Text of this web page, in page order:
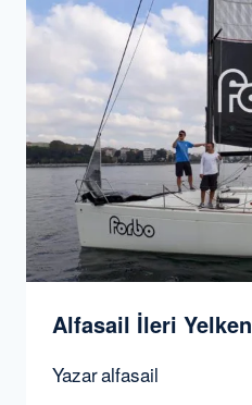
Alfasail İleri
Yazaralfasail